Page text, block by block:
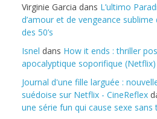
Virginie Garcia dans L’ultimo
d’amour et de vengeance sublime
des 50’s
Isnel dans How it ends : thriller
apocalyptique soporifique (Netflix)
Journal d'une fille larguée :
suédoise sur Netflix - CineReflex
une série fun qui cause sexe sans